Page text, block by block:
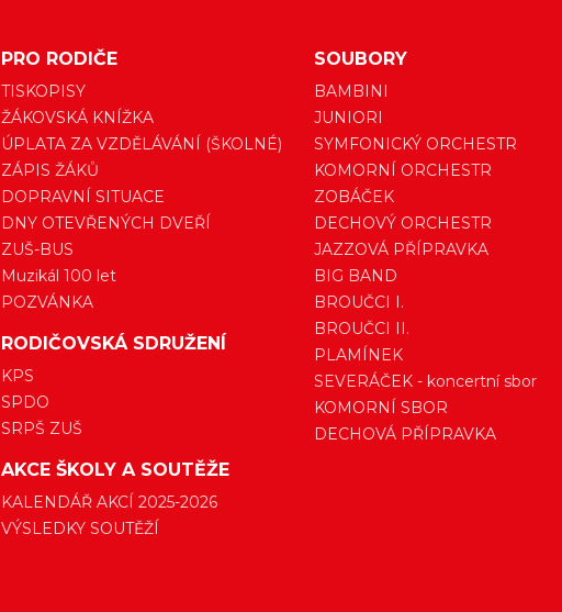
PRO RODIČE
TISKOPISY
ŽÁKOVSKÁ KNÍŽKA
ÚPLATA ZA VZDĚLÁVÁNÍ (ŠKOLNÉ)
ZÁPIS ŽÁKŮ
DOPRAVNÍ SITUACE
DNY OTEVŘENÝCH DVEŘÍ
ZUŠ-BUS
Muzikál 100 let
POZVÁNKA
RODIČOVSKÁ SDRUŽENÍ
KPS
SPDO
SRPŠ ZUŠ
AKCE ŠKOLY A SOUTĚŽE
KALENDÁŘ AKCÍ 2025-2026
VÝSLEDKY SOUTĚŽÍ
SOUBORY
BAMBINI
JUNIORI
SYMFONICKÝ ORCHESTR
KOMORNÍ ORCHESTR
ZOBÁČEK
DECHOVÝ ORCHESTR
JAZZOVÁ PŘÍPRAVKA
BIG BAND
BROUČCI I.
BROUČCI II.
PLAMÍNEK
SEVERÁČEK - koncertní sbor
KOMORNÍ SBOR
DECHOVÁ PŘÍPRAVKA